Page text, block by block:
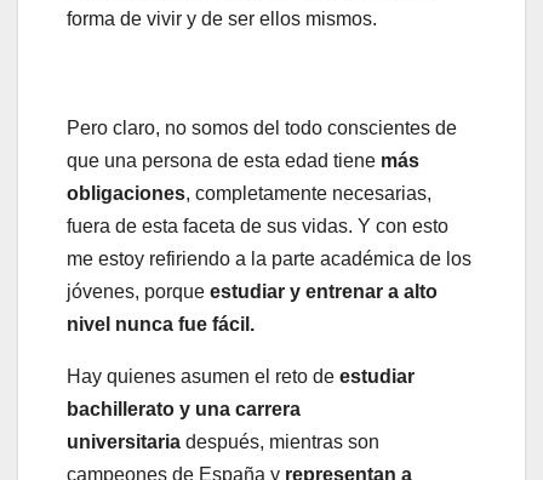
forma de vivir y de ser ellos mismos.
Pero claro, no somos del todo conscientes de
que una persona de esta edad tiene más
obligaciones, completamente necesarias,
fuera de esta faceta de sus vidas. Y con esto
me estoy refiriendo a la parte académica de los
jóvenes, porque estudiar y entrenar a alto
nivel nunca fue fácil.
Hay quienes asumen el reto de estudiar
bachillerato y una carrera
universitaria después, mientras son
campeones de España y representan a